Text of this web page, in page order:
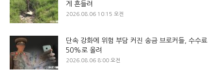
게 흔들려
2026.08.06 10:15 오전
단속 강화에 위험 부담 커진 송금 브로커들, 수수료
50%로 올려
2026.08.06 8:00 오전